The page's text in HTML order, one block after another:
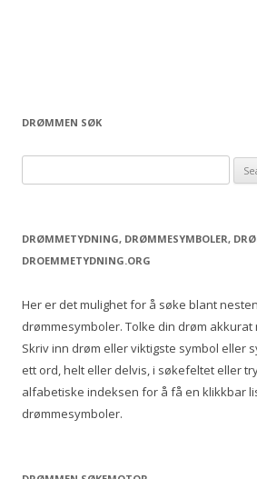
DRØMMEN SØK
e
r
c
f
o
r
DRØMMETYDNING, DRØMMESYMBOLER,
DROEMMETYDNING.ORG
Her er det mulighet for å søke blant
drømmesymboler. Tolke din drøm
Skriv inn drøm eller viktigste symbol eller
ett ord, helt eller delvis, i søkefeltet eller
alfabetiske indeksen for å få en klikkbar
drømmesymboler.